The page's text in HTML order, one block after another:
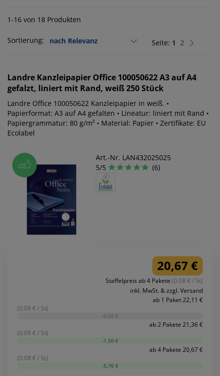
1-16 von 18 Produkten
Sortierung: Seite: 1 2
Landre Kanzleipapier Office 100050622 A3 auf A4
gefalzt, liniert mit Rand, weiß 250 Stück
Landre Office 100050622 Kanzleipapier in weiß. •
Papierformat: A3 auf A4 gefalten • Lineatur: liniert mit Rand •
Papiergrammatur: 80 g/m² • Material: Papier • Zertifikate: EU
Ecolabel
Art.-Nr. LAN432025025
5/5
(6)
20,67 €
Staffelpreis ab 4 Pakete (0.08 € / St)
inkl. MwSt. & zzgl. Versand
ab 1 Paket 22,11 €
(0.09 € / St)
-0,00 €
ab 2 Pakete 21,36 €
(0.09 € / St)
-1,50 €
ab 4 Pakete 20,67 €
(0.08 € / St)
-5,76 €